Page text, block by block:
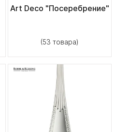
Art Deco "Посеребрение"
(53 товара)